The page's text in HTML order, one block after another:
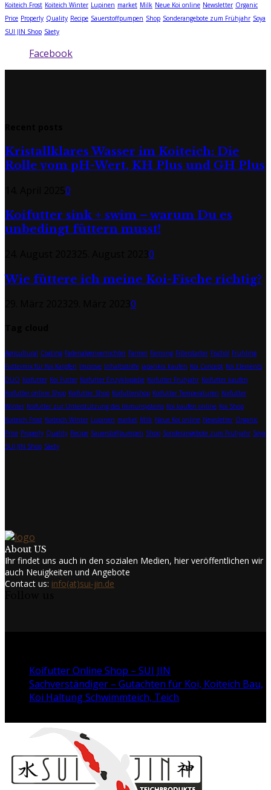
Koiteich Frost Koiteich Winter Lupinen market Milk Neue Koi online Newsletter Organic
Price Properly Quality Recipe Sauerstoffpumpen Shop Sonderangebote zum Frühjahr Soya
SUI JIN Shop Sàety
Facebook
Kristallklares Wasser im Koiteich: Die
Rolle vom pH-Wert, KH Plus und GH Plus
0
Koifutter sink + swim – warum Du es
unbedingt füttern musst!
0
Wie füttere ich meine Koi-Fische richtig?
0
Agricultural Coating Fadenalgenvernichter Farmer Farming Filterstarter Fischöl Frühling
Futtermix für Koi Karpfen Improve Inhaltsstoffe japankoi kaufen Koi Concept Koi Elements
DUO Koifutter Koi Futter Koifutter Enzyklopädie Koifutter Frühjahr Koifutter kaufen
Koifutter online Shop Koifutter Shop Koifuttershop Koifutter Temperaturen Koifutter
Winter Koifutter zur Unterstützung des Immunsystems Koi kaufen online Koi Shop
Koiteich Frost Koiteich Winter Lupinen market Milk Neue Koi online Newsletter Organic
Price Properly Quality Recipe Sauerstoffpumpen Shop Sonderangebote zum Frühjahr Soya
SUI JIN Shop Sàety
About US
Ihr findet uns auch in den sozialen Medien, hier veröffentlichen wir
auch Neuigkeiten und Angebote
Contact us: info(at)sui-jin.de
Koifutter Online Shop – SUI JIN
Sachverständiger – Gutachten für Koi, Koiteich Bau,
Koi Haltung Schwimmteich, Teich